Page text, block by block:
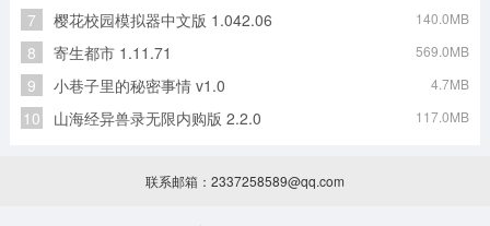
7 樱花校园模拟器中文版 1.042.06 140.0MB
8 寄生都市 1.11.71 569.0MB
9 小巷子里的秘密事情 v1.0 4.7MB
10 山海经异兽录无限内购版 2.2.0 117.0MB
联系邮箱：2337258589@qq.com